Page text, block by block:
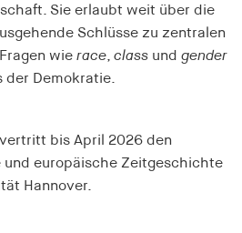
Sie erlaubt weit über die
Schlüsse zu zentralen
wie race, class und gender
der Demokratie.
bis April 2026 den
und europäische Zeitgeschichte
Hannover.